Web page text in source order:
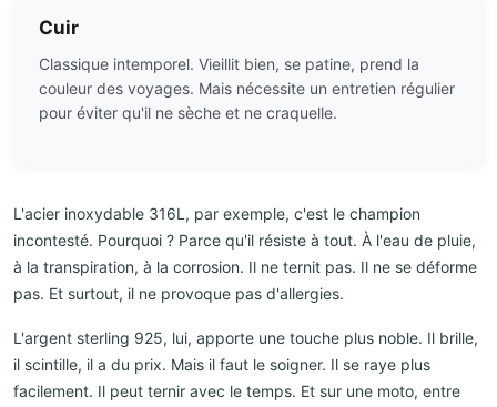
Cuir
Classique intemporel. Vieillit bien, se patine, prend la
couleur des voyages. Mais nécessite un entretien régulier
pour éviter qu'il ne sèche et ne craquelle.
L'acier inoxydable 316L, par exemple, c'est le champion
incontesté. Pourquoi ? Parce qu'il résiste à tout. À l'eau de pluie,
à la transpiration, à la corrosion. Il ne ternit pas. Il ne se déforme
pas. Et surtout, il ne provoque pas d'allergies.
L'argent sterling 925, lui, apporte une touche plus noble. Il brille,
il scintille, il a du prix. Mais il faut le soigner. Il se raye plus
facilement. Il peut ternir avec le temps. Et sur une moto, entre